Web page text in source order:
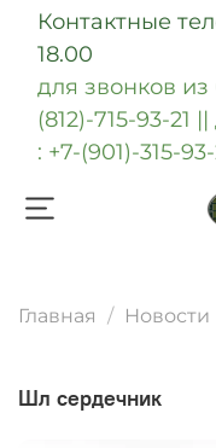
Контактные
18.00
для звонков
(812)-715-93-21
: +7-(901)-315-93-
Главная Новости
шл сердечник